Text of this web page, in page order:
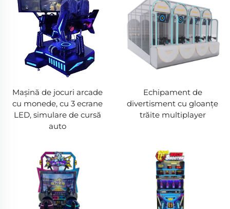
Mașină de jocuri arcade
cu monede, cu 3 ecrane
LED, simulare de cursă
auto
Echipament de
divertisment cu gloanțe
trăite multiplayer